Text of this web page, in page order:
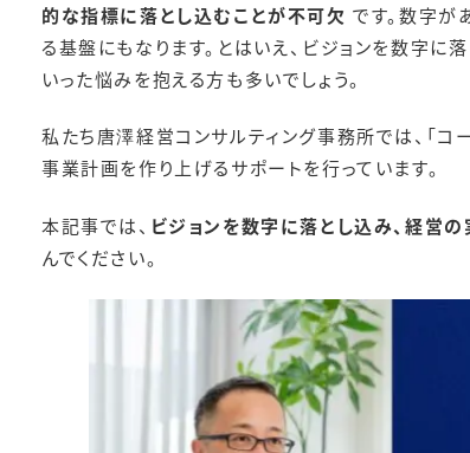
的な指標に落とし込むことが不可欠 です。数字が
る基盤にもなります。とはいえ、ビジョンを数字に
いった悩みを抱える方も多いでしょう。
私たち唐澤経営コンサルティング事務所では、「コ
事業計画を作り上げるサポートを行っています。
本記事では、 ビジョンを数字に落とし込み、経営
んでください。